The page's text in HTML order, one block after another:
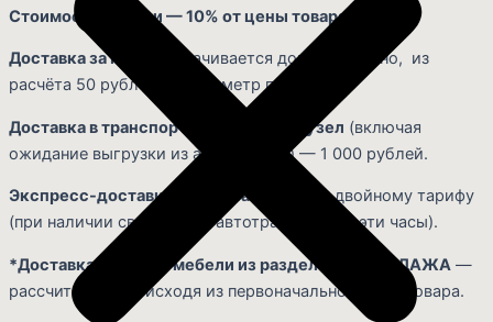
Стоимость сборки — 10% от цены товара.
Доставка за МКАД
оплачивается дополнительно, из
расчёта 50 рублей за километр пути.
Доставка в транспортно-грунтовый узел (включая
ожидание выгрузки из автомобиля) — 1 000 рублей.
Экспресс-доставка в день заказа
— по двойному тарифу
(при наличии свободного автотранспорта в эти часы).
*Доставка и сборка мебели из раздела РАСПРОДАЖА —
рассчитывается, исходя из первоначальной цены товара.